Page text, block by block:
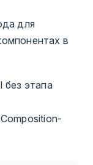
для
в
без этапа